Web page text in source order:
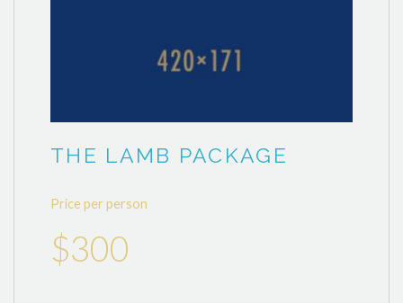
THE LAMB PACKAGE
Price per person
$300